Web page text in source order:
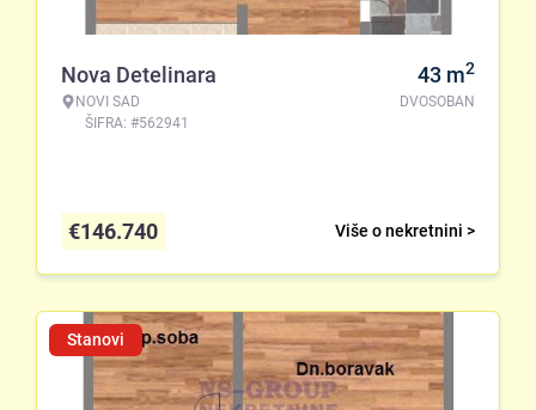
Nova Detelinara
NOVI SAD
ŠIFRA: #562941
43 m2
DVOSOBAN
Više o nekretnini >
€146.740
Stanovi